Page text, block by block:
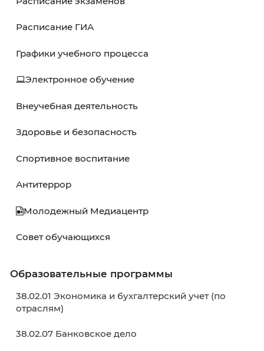
Обучающемуся
Расписание
Расписание экзаменов
Расписание ГИА
Здоровье и безопасность